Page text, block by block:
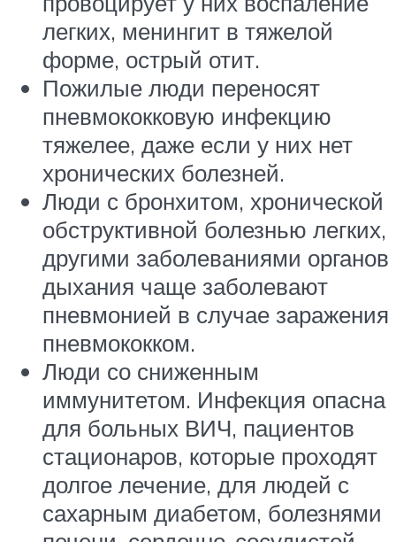
легких, менингит в тяжелой
форме, острый отит.
Пожилые люди переносят
пневмококковую инфекцию
тяжелее, даже если у них нет
хронических болезней.
Люди с бронхитом, хронической
обструктивной болезнью легких,
другими заболеваниями органов
дыхания чаще заболевают
пневмонией в случае заражения
пневмококком.
Люди со сниженным
иммунитетом. Инфекция опасна
для больных ВИЧ, пациентов
стационаров, которые проходят
долгое лечение, для людей с
сахарным диабетом, болезнями